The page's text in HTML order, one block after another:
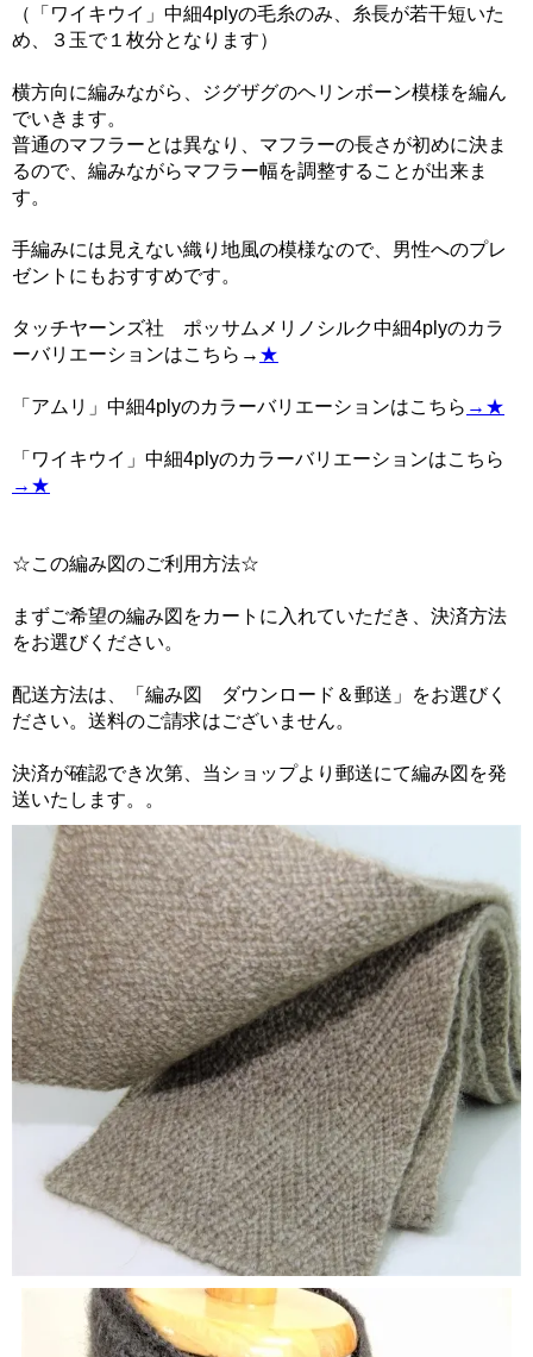
（「ワイキウイ」中細4plyの毛糸のみ、糸長が若干短いた
め、３玉で１枚分となります）
横方向に編みながら、ジグザグのヘリンボーン模様を編ん
でいきます。
普通のマフラーとは異なり、マフラーの長さが初めに決ま
るので、編みながらマフラー幅を調整することが出来ま
す。
手編みには見えない織り地風の模様なので、男性へのプレ
ゼントにもおすすめです。
タッチヤーンズ社 ポッサムメリノシルク中細4plyのカラ
ーバリエーションはこちら→ ★
「アムリ」中細4plyのカラーバリエーションはこちら →★
「ワイキウイ」中細4plyのカラーバリエーションはこちら
→★
☆この編み図のご利用方法☆
まずご希望の編み図をカートに入れていただき、決済方法
をお選びください。
配送方法は、「編み図 ダウンロード＆郵送」をお選びく
ださい。送料のご請求はございません。
決済が確認でき次第、当ショップより郵送にて編み図を発
送いたします。
。